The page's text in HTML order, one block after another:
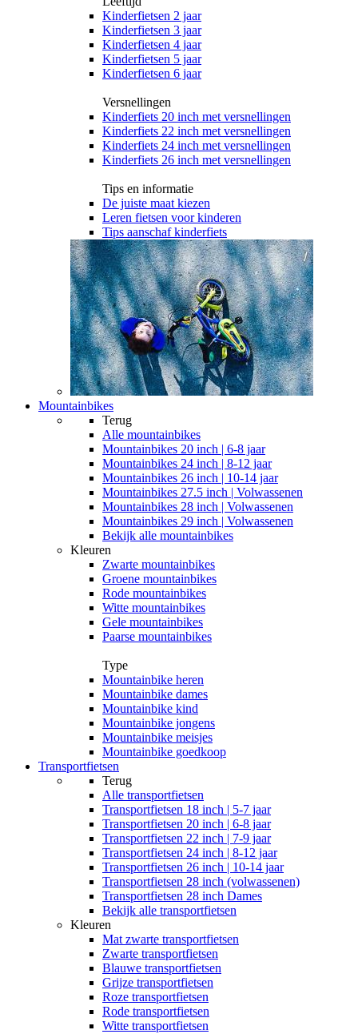
Kinderfietsen 2 jaar
Kinderfietsen 3 jaar
Kinderfietsen 4 jaar
Kinderfietsen 5 jaar
Kinderfietsen 6 jaar
Versnellingen
Kinderfiets 20 inch met versnellingen
Kinderfiets 22 inch met versnellingen
Kinderfiets 24 inch met versnellingen
Kinderfiets 26 inch met versnellingen
Tips en informatie
De juiste maat kiezen
Leren fietsen voor kinderen
Tips aanschaf kinderfiets
Mountainbikes
Terug
Alle mountainbikes
Mountainbikes 20 inch | 6-8 jaar
Mountainbikes 24 inch | 8-12 jaar
Mountainbikes 26 inch | 10-14 jaar
Mountainbikes 27.5 inch | Volwassenen
Mountainbikes 28 inch | Volwassenen
Mountainbikes 29 inch | Volwassenen
Bekijk alle mountainbikes
Kleuren
Zwarte mountainbikes
Groene mountainbikes
Rode mountainbikes
Witte mountainbikes
Gele mountainbikes
Paarse mountainbikes
Type
Mountainbike heren
Mountainbike dames
Mountainbike kind
Mountainbike jongens
Mountainbike meisjes
Mountainbike goedkoop
Transportfietsen
Terug
Alle transportfietsen
Transportfietsen 18 inch | 5-7 jaar
Transportfietsen 20 inch | 6-8 jaar
Transportfietsen 22 inch | 7-9 jaar
Transportfietsen 24 inch | 8-12 jaar
Transportfietsen 26 inch | 10-14 jaar
Transportfietsen 28 inch (volwassenen)
Transportfietsen 28 inch Dames
Bekijk alle transportfietsen
Kleuren
Mat zwarte transportfietsen
Zwarte transportfietsen
Blauwe transportfietsen
Grijze transportfietsen
Roze transportfietsen
Rode transportfietsen
Witte transportfietsen